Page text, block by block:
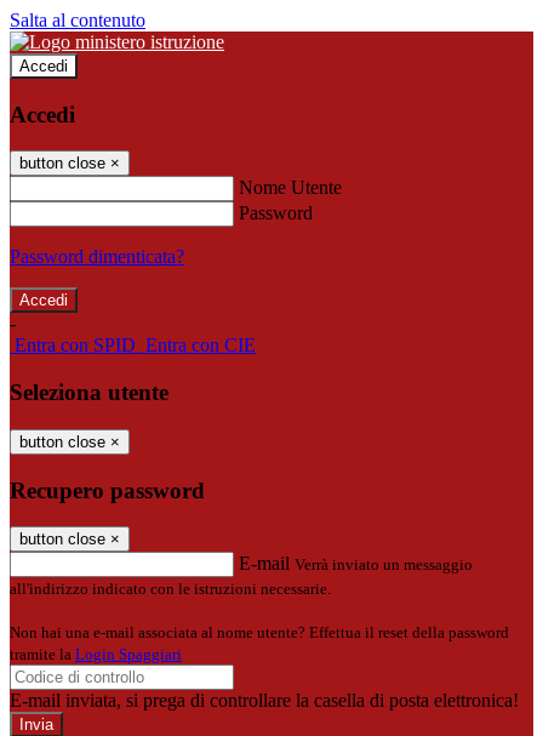
Salta al contenuto
Accedi
Accedi
button close ×
Nome Utente
Password
Password dimenticata?
-
Entra con SPID Entra con CIE
Seleziona utente
button close ×
Recupero password
button close ×
E-mail Verrà inviato un messaggio
all'indirizzo indicato con le istruzioni necessarie.
Non hai una e-mail associata al nome utente? Effettua il reset della password
tramite la Login Spaggiari
E-mail inviata, si prega di controllare la casella di posta elettronica!